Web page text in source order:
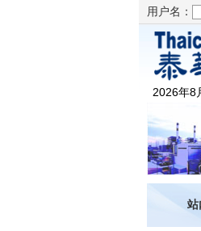
用户名：
2026年8
站